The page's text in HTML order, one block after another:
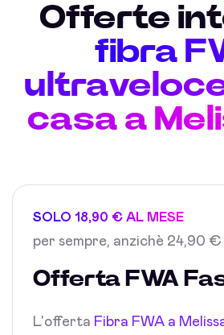
Offerte
fibra
casa a
SOLO 18,90 € AL MESE
per sempre, anzichè 24,90 €
Offerta FWA
L'offerta Fibra FWA a